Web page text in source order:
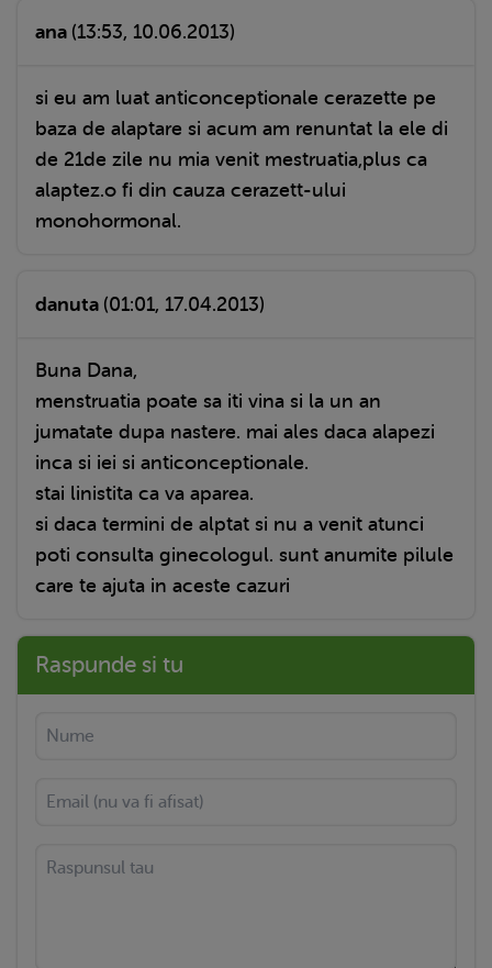
ana (13:53, 10.06.2013)
si eu am luat anticonceptionale cerazette pe
baza de alaptare si acum am renuntat la ele di
de 21de zile nu mia venit mestruatia,plus ca
alaptez.o fi din cauza cerazett-ului
monohormonal.
danuta (01:01, 17.04.2013)
Buna Dana,
menstruatia poate sa iti vina si la un an
jumatate dupa nastere. mai ales daca alapezi
inca si iei si anticonceptionale.
stai linistita ca va aparea.
si daca termini de alptat si nu a venit atunci
poti consulta ginecologul. sunt anumite pilule
care te ajuta in aceste cazuri
Raspunde si tu